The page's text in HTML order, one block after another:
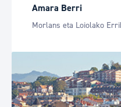
Amara Berri
Morlans eta Loiolako